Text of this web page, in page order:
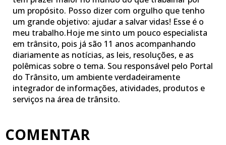
um propósito. Posso dizer com orgulho que tenho
um grande objetivo: ajudar a salvar vidas! Esse é o
meu trabalho.Hoje me sinto um pouco especialista
em trânsito, pois já são 11 anos acompanhando
diariamente as notícias, as leis, resoluções, e as
polêmicas sobre o tema. Sou responsável pelo Portal
do Trânsito, um ambiente verdadeiramente
integrador de informações, atividades, produtos e
serviços na área de trânsito.
COMENTAR